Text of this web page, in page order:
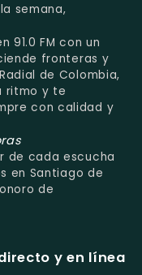
semana,
91.0 FM con un
fronteras y
de Colombia,
ritmo y te
con calidad y
de cada escucha
en Santiago de
de
y en línea